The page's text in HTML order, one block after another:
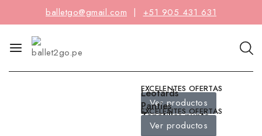
balletgo@gmail.com | +51 905 431 631
EXCELENTES OFERTAS
Ver productos
Leotards
Panties
Zapatillas punta
y media punta
Ver productos
EXCELENTES OFERTAS